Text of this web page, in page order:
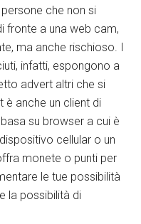
che non si
fronte a una web cam,
ma anche rischioso. I
infatti, espongono a
advert altri che si
è anche un client di
su browser a cui è
cellular o un
monete o punti per
le tue possibilità
la possibilità di